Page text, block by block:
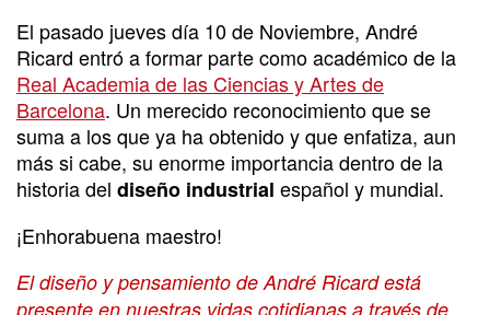
El pasado jueves día 10 de Noviembre, André
Ricard entró a formar parte como académico de la
Real Academia de las Ciencias y Artes de
Barcelona. Un merecido reconocimiento que se
suma a los que ya ha obtenido y que enfatiza, aun
más si cabe, su enorme importancia dentro de la
historia del diseño industrial español y mundial.
¡Enhorabuena maestro!
El diseño y pensamiento de André Ricard está
presente en nuestras vidas cotidianas a través de